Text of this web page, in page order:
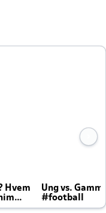
Hvem
Ung vs.
#football